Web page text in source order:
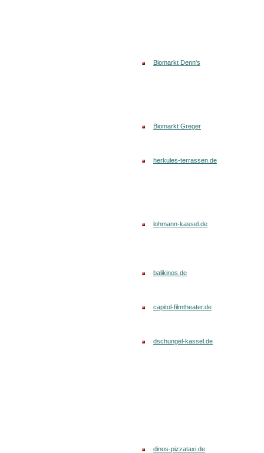
Biomarkt Denn's
Biomarkt Greger
herkules-terrassen.de
lohmann-kassel.de
balikinos.de
capitol-filmtheater.de
dschungel-kassel.de
dinos-pizzataxi.de